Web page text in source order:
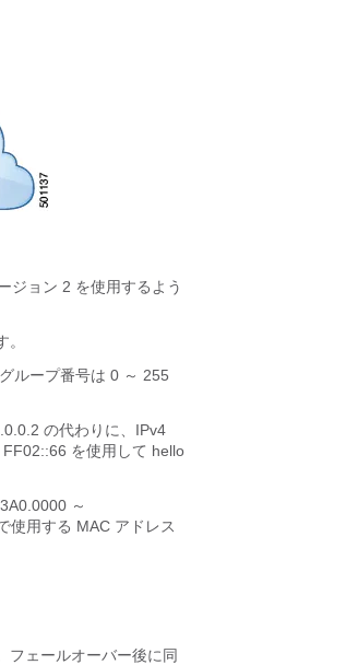
ジョン 2 を使用するよう
ループ番号は 0 ～ 255
の代わりに、IPv4
を使用して hello
～
使用する MAC アドレス
フェールオーバー後に同